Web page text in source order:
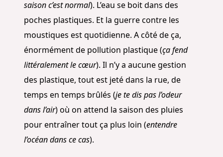
saison c’est normal). L’eau se boit dans des
poches plastiques. Et la guerre contre les
moustiques est quotidienne. A côté de ça,
énormément de pollution plastique (ça fend
littéralement le cœur). Il n’y a aucune gestion
des plastique, tout est jeté dans la rue, de
temps en temps brûlés (je te dis pas l’odeur
dans l’air) où on attend la saison des pluies
pour entraîner tout ça plus loin (entendre
l’océan dans ce cas).